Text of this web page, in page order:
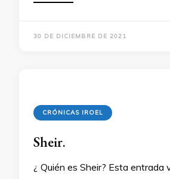
30 DE DICIEMBRE DE 2021
CRÓNICAS IROEL
Sheir.
¿ Quién es Sheir? Esta entrada